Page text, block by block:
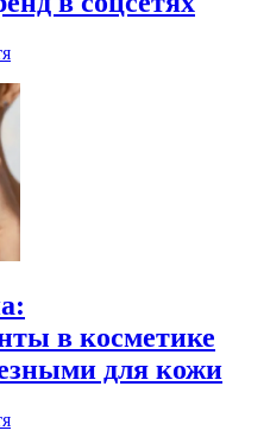
в косметике
для кожи